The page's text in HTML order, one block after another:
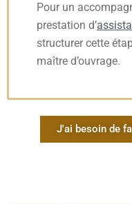
Pour un
prestation d’
structurer cette
maître d’ouvrage.
J'ai besoin de